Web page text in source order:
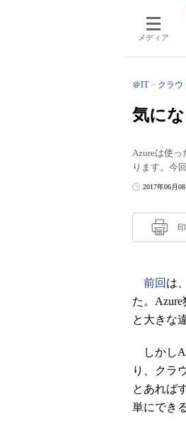
メディア
＠IT クラウ
気に
Azureは使
ります。今
2017年06月
前回 は
た。
と大きな
しかし
り、クラ
とあれば
単にでき